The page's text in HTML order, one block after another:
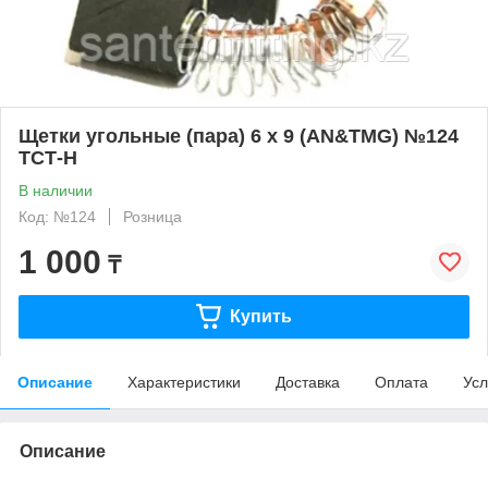
Щетки угольные (пара) 6 х 9 (AN&TMG) №124
ТСТ-Н
В наличии
Код: №124
Розница
1 000 ₸
Купить
Описание Характеристики Доставка Оплата
Описание